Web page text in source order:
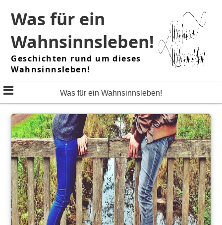
content
Was für ein
Wahnsinnsleben!
Geschichten rund um dieses
Wahnsinnsleben!
Was für ein Wahnsinnsleben!